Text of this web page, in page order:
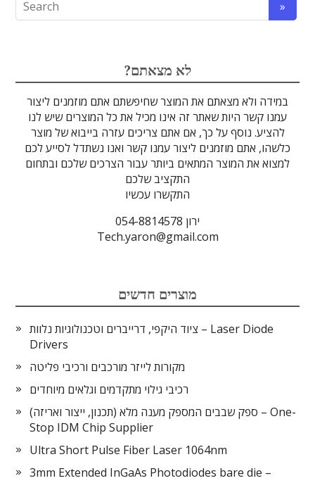
אופטומכניקה ובקרת תנועה
סיבים אופטיים
מקורות אור
מוליכי אור
לדים
הדמיה ומצלמות
גלאים וחיישנים
מסננים אופטיים
לייזרים ומוצרי בטיחות לייזר
גבישים
ספקטרוסקופיה
אלקטרוניקה
מיגון קרינה
עדשות
מתקנים לרפואה
טרה-הרץ
מוצרי קוורץ
זכוכיות וציפויים
מוצרים אחרים
?לא מצאתם
במידה ולא מצאתם את המוצר שחיפשתם אתם מוזמנים ליצור
עמנו קשר היות שאתר זה אינו מכיל את כל המוצרים שיש לנו
להציע. נוסף על כך, אם אתם צריכים עזרה בייבוא של מוצר
כלשהו, אתם מוזמנים ליצור עמנו קשר ואנו נשתדל לסייע לכם
למצוא את המוצר המתאים ביותר עבור הצרכים שלכם ובתחום
התקציב שלכם
התקשרו עכשיו
ירון 054-8814578
Tech.yaron@gmail.com
מוצרים חדשים
ציוד היקפי, דרייברים וטכנולוגיות נלוות – Laser Diode
Drivers
מקורות לייזר מורכבים ורכיבי פליטה
רכיבי גילוי מתקדמים וגלאים מיוחדים
ספק שבבים המספק מענה מלא (תכנון, ייצור ואריזה) – One-
Stop IDM Chip Supplier
Ultra Short Pulse Fiber Laser 1064nm
3mm Extended InGaAs Photodiodes bare die –